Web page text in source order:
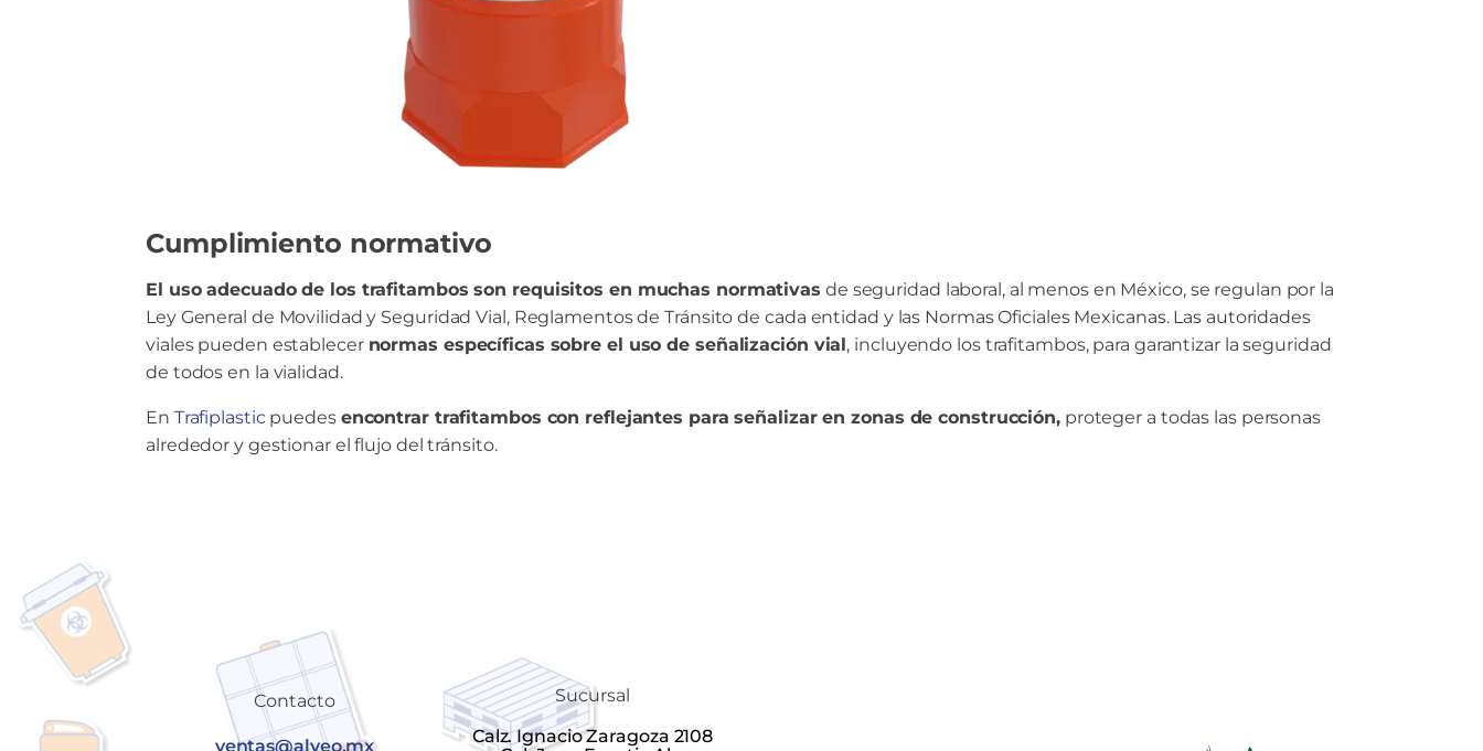
Cumplimiento normativo
El uso adecuado de los trafitambos son requisitos en muchas normativas de seguridad laboral, al menos en México, se regulan por la
Ley General de Movilidad y Seguridad Vial, Reglamentos de Tránsito de cada entidad y las Normas Oficiales Mexicanas. Las autoridades
viales pueden establecer normas específicas sobre el uso de señalización vial, incluyendo los trafitambos, para garantizar la seguridad
de todos en la vialidad.
En Trafiplasticpuedes encontrar trafitambos con reflejantes para señalizar en zonas de construcción,proteger a todas las personas
alrededor y gestionar el flujo del tránsito.
Contacto
ventas@alveo.mx
Sucursal
Calz. Ignacio Zaragoza 2108